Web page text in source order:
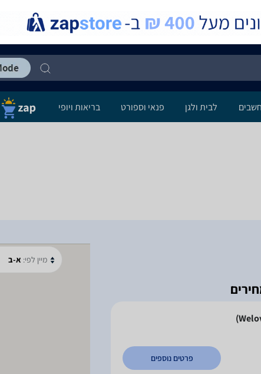
לבית ולגן פנאי וספורט בריאות ויופי
מיין לפי: א-ב
פרטים נוספים